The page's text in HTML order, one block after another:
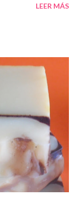
LEER MÁS